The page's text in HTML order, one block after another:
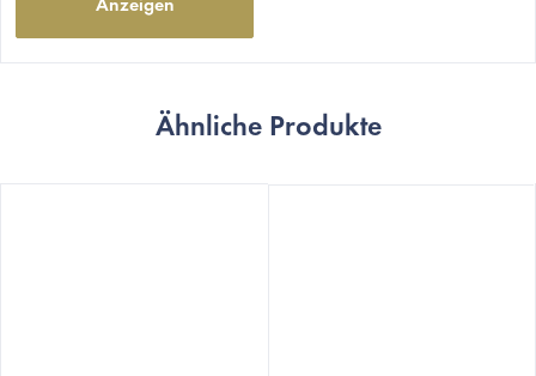
Anzeigen
Ähnliche Produkte